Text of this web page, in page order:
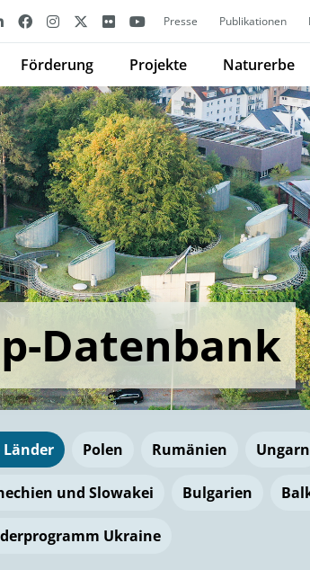
Presse Publikationen
Förderung Projekte Naturerbe
Datenbank
Länder Polen Rumänien Ungarn
und Slowakei Bulgarien
Ukraine